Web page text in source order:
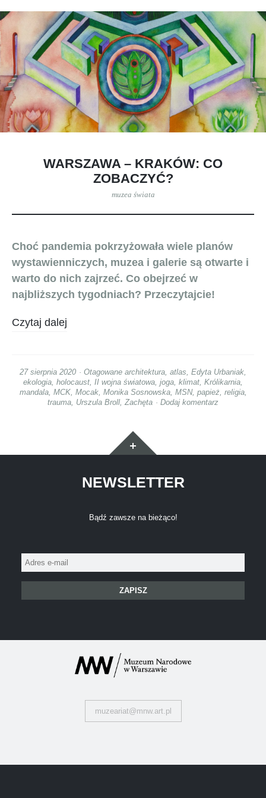
WARSZAWA – KRAKÓW: CO
ZOBACZYĆ?
muzea świata
Choć pandemia pokrzyżowała wiele planów
wystawienniczych, muzea i galerie są otwarte i
warto do nich zajrzeć. Co obejrzeć w
najbliższych tygodniach? Przeczytajcie!
Czytaj dalej
27 sierpnia 2020 Otagowane architektura atlas Edyta Urbaniak
ekologia holocaust II wojna światowa joga klimat Królikarnia
mandala, MCK, Mocak, Monika Sosnowska, MSN, papież, religia,
trauma Urszula Broll Zachęta Dodaj komentarz
Widgety
NEWSLETTER
Bądź zawsze na bieżąco!
Adres
e-
muzeariat@mnw.art.pl